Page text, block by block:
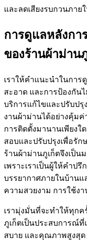
และลดเสียงรบกวนภาย
การดูแลหลังกา
ของร้านผ้าม่าน
เราให้คำแนะนำในการ
สะอาด และการป้องกัน
บริการแก้ไขและปรับป
งานผ้าม่านได้อย่างคุ้ม
การติดตั้งมานานเพียงใ
สอบและปรับปรุงเพื่อรัก
ร้านผ้าม่านภูเก็ตจึงเป็น
เพราะเราเป็นผู้ให้คำป
บรรยากาศภายในบ้านแ
ความสวยงาม การใช้ง
เรามุ่งมั่นที่จะทำให้ทุก
ภูเก็ตเป็นประสบการณ์ที่
สบาย และคุณภาพสูงสุด